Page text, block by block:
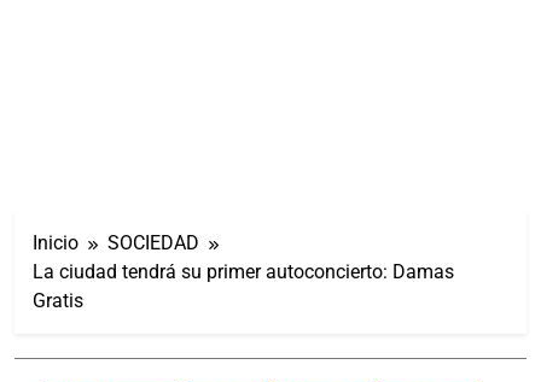
Inicio
SOCIEDAD
La ciudad tendrá su primer autoconcierto: Damas
Gratis